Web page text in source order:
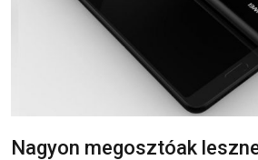
Nagyon megosztóak